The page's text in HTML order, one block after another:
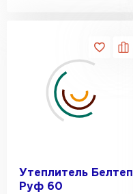
Утеплитель Белтеп
Руф 60